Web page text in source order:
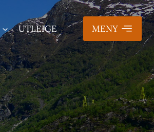
UTLEIGE MENY